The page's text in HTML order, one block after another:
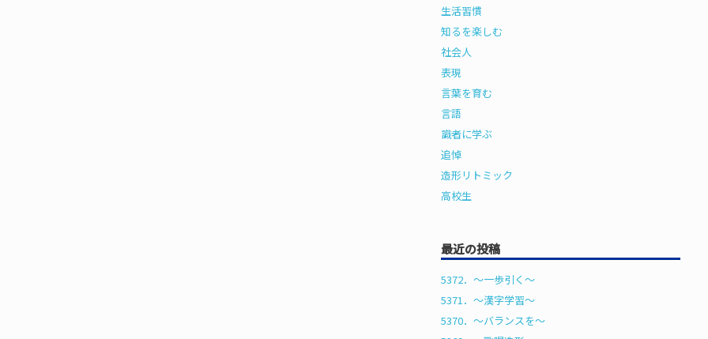
生活習慣
知るを楽しむ
社会人
表現
言葉を育む
言語
識者に学ぶ
追悼
造形リトミック
高校生
最近の投稿
5372．～一歩引く〜
5371．～漢字学習〜
5370．～バランスを〜